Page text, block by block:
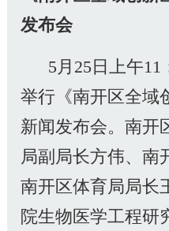
发布会
5月25日上午
举行《南开区全域
新闻发布会。南开
局副局长方伟、南
南开区体育局局长
院生物医学工程研